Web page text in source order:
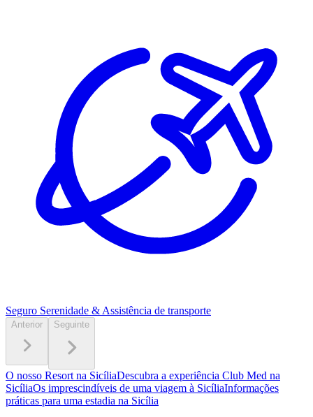
Seguro Serenidade & Assistência de transporte
Anterior Seguinte
O nosso Resort na SicíliaDescubra a experiência Club Med na
SicíliaOs imprescindíveis de uma viagem à SicíliaInformações
práticas para uma estadia na Sicília